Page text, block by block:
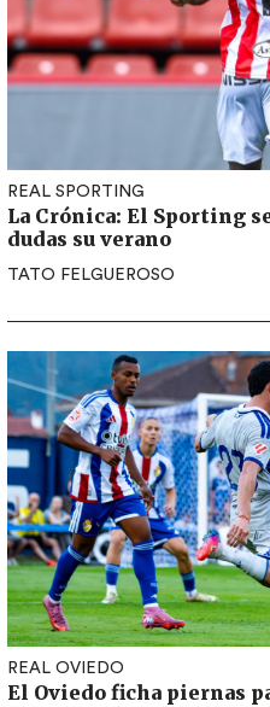
REAL SPORTING
La Crónica: El Sporting
dudas su verano
TATO FELGUEROSO
REAL OVIEDO
El Oviedo ficha piernas